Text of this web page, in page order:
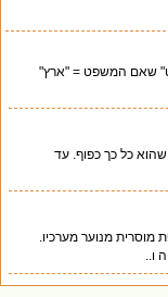
שאם המשפט = "ארץ"
כל כך כפוף. עד
מנוער מערכיו.